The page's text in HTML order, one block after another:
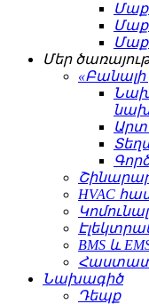
Մեր
«Բանալի
HVAC
BMS և
Նախագիծ
Դեպք